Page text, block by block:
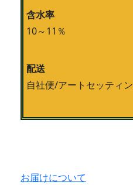
含水率
10～11％
配送
自社便/アートセッティ
お届けについて